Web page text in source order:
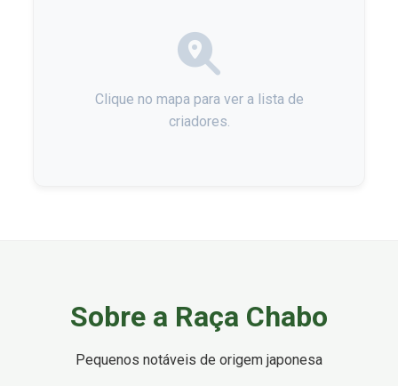
Clique no mapa para ver a lista de
criadores.
Sobre a Raça Chabo
Pequenos notáveis de origem japonesa